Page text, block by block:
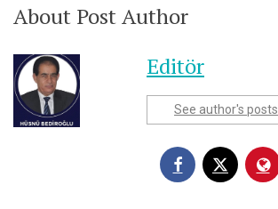
About Post Author
Editör
See author's posts